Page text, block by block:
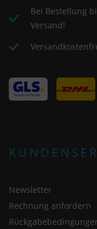
Bei Bestellung
Versand!
Newsletter
Rechnung anfordern